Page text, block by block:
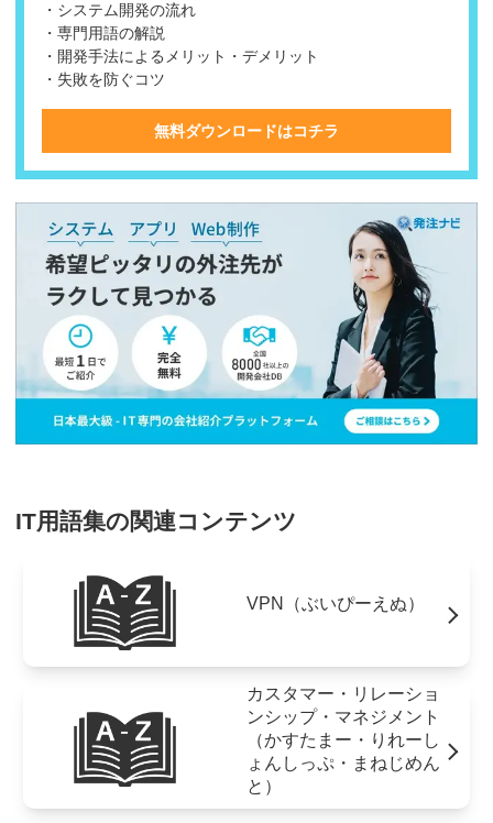
・システム開発の流れ
・専門用語の解説
・開発手法によるメリット・デメリット
・失敗を防ぐコツ
無料ダウンロードはコチラ
IT用語集の関連コンテンツ
VPN（ぶいぴーえぬ）
カスタマー・リレーショ
ンシップ・マネジメント
（かすたまー・りれーし
ょんしっぷ・まねじめん
と）